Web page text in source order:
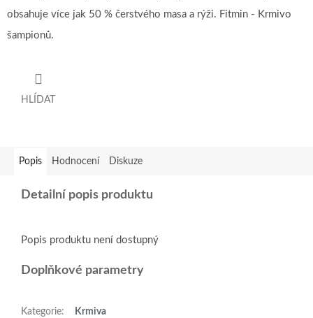
obsahuje více jak 50 % čerstvého masa a rýži. Fitmin - Krmivo
šampionů.
HLÍDAT
Popis Hodnocení Diskuze
Detailní popis produktu
Popis produktu není dostupný
Doplňkové parametry
Kategorie:
Krmiva